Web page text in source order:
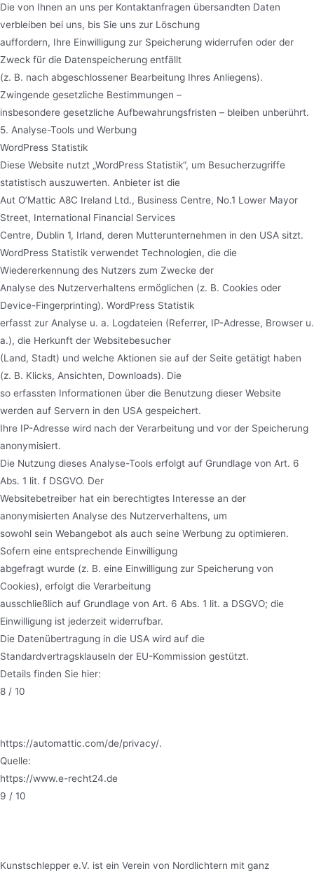
Die von Ihnen an uns per Kontaktanfragen übersandten Daten
verbleiben bei uns, bis Sie uns zur Löschung
auffordern, Ihre Einwilligung zur Speicherung widerrufen oder der
Zweck für die Datenspeicherung entfällt
(z. B. nach abgeschlossener Bearbeitung Ihres Anliegens).
Zwingende gesetzliche Bestimmungen –
insbesondere gesetzliche Aufbewahrungsfristen – bleiben unberührt.
5. Analyse-Tools und Werbung
WordPress Statistik
Diese Website nutzt „WordPress Statistik“, um Besucherzugriffe
statistisch auszuwerten. Anbieter ist die
Aut O’Mattic A8C Ireland Ltd., Business Centre, No.1 Lower Mayor
Street, International Financial Services
Centre, Dublin 1, Irland, deren Mutterunternehmen in den USA sitzt.
WordPress Statistik verwendet Technologien, die die
Wiedererkennung des Nutzers zum Zwecke der
Analyse des Nutzerverhaltens ermöglichen (z. B. Cookies oder
Device-Fingerprinting). WordPress Statistik
erfasst zur Analyse u. a. Logdateien (Referrer, IP-Adresse, Browser u.
a.), die Herkunft der Websitebesucher
(Land, Stadt) und welche Aktionen sie auf der Seite getätigt haben
(z. B. Klicks, Ansichten, Downloads). Die
so erfassten Informationen über die Benutzung dieser Website
werden auf Servern in den USA gespeichert.
Ihre IP-Adresse wird nach der Verarbeitung und vor der Speicherung
anonymisiert.
Die Nutzung dieses Analyse-Tools erfolgt auf Grundlage von Art. 6
Abs. 1 lit. f DSGVO. Der
Websitebetreiber hat ein berechtigtes Interesse an der
anonymisierten Analyse des Nutzerverhaltens, um
sowohl sein Webangebot als auch seine Werbung zu optimieren.
Sofern eine entsprechende Einwilligung
abgefragt wurde (z. B. eine Einwilligung zur Speicherung von
Cookies), erfolgt die Verarbeitung
ausschließlich auf Grundlage von Art. 6 Abs. 1 lit. a DSGVO; die
Einwilligung ist jederzeit widerrufbar.
Die Datenübertragung in die USA wird auf die
Standardvertragsklauseln der EU-Kommission gestützt.
Details finden Sie hier:
8 / 10
https://automattic.com/de/privacy/.
Quelle:
https://www.e-recht24.de
9 / 10
Kunstschlepper e.V. ist ein Verein von Nordlichtern mit ganz